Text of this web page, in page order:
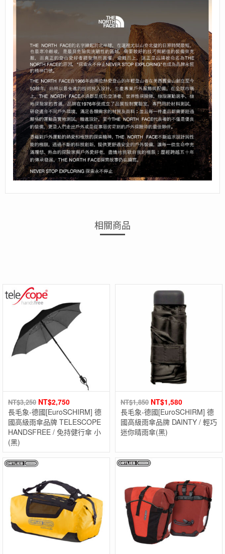
相關商品
NT$3,250 NT$2,750
長毛象-德國[EuroSCHIRM] 德
國高級雨傘品牌 TELESCOPE
HANDSFREE / 免持健行傘 小
(黑)
NT$1,850 NT$1,580
長毛象-德國[EuroSCHIRM] 德
國高級雨傘品牌 DAINTY / 輕巧
迷你晴雨傘(黑)